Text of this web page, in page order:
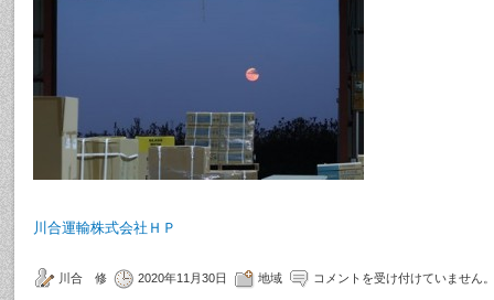
川合運輸株式会社ＨＰ
川合 修 2020年11月30日 地域 コメントを受け付けていません。